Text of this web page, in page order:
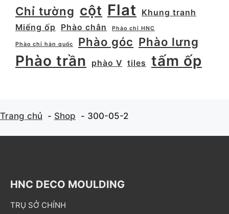
Chỉ tường cột Flat
Khung tranh
Miếng ốp
Phào chân Phào chỉ HNC
Phào chỉ hàn quốc Phào góc Phào lưng
Phào trần phào V tiles tấm ốp
Trang chủ Shop 300-05-2
HNC DECO MOULDING
TRỤ SỞ CHÍNH